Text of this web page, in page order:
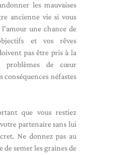
les mauvaises
ancienne vie si vous
une chance de
et vos rêves
pas être pris à la
problèmes de cœur
conséquences néfastes
que vous restiez
partenaire sans lui
Ne donnez pas au
de semer les graines de